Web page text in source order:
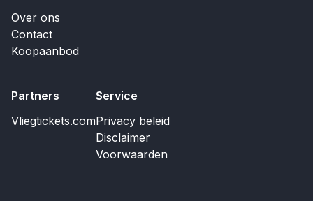
Over ons
Contact
Koopaanbod
Partners
Vliegtickets.com
Service
Privacy beleid
Disclaimer
Voorwaarden